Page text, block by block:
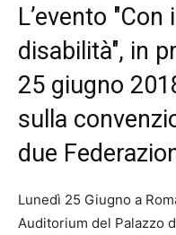
L’evento
disabilità", in
25 giugno
sulla
due
Lunedì 25 Giugno a
Auditorium del Palazzo